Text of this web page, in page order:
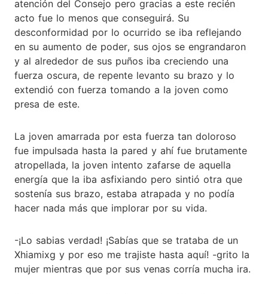
atención del Consejo pero gracias a este recién
acto fue lo menos que conseguirá. Su
desconformidad por lo ocurrido se iba reflejando
en su aumento de poder, sus ojos se engrandaron
y al alrededor de sus puños iba creciendo una
fuerza oscura, de repente levanto su brazo y lo
extendió con fuerza tomando a la joven como
presa de este.
La joven amarrada por esta fuerza tan doloroso
fue impulsada hasta la pared y ahí fue brutamente
atropellada, la joven intento zafarse de aquella
energía que la iba asfixiando pero sintió otra que
sostenía sus brazo, estaba atrapada y no podía
hacer nada más que implorar por su vida.
-¡Lo sabias verdad! ¡Sabías que se trataba de un
Xhiamixg y por eso me trajiste hasta aquí! -grito la
mujer mientras que por sus venas corría mucha ira.